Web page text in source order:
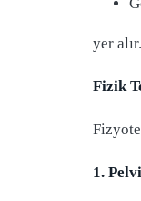
yer
Fizik
1.